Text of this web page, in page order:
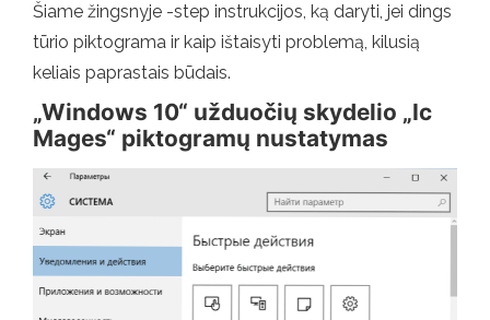
Šiame žingsnyje -step instrukcijos, ką daryti, jei dings
tūrio piktograma ir kaip ištaisyti problemą, kilusią
keliais paprastais būdais.
„Windows 10“ užduočių skydelio „Ic
Mages“ piktogramų nustatymas